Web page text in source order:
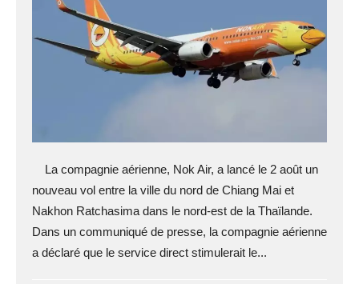
La compagnie aérienne, Nok Air, a lancé le 2 août un
nouveau vol entre la ville du nord de Chiang Mai et
Nakhon Ratchasima dans le nord-est de la Thaïlande.
Dans un communiqué de presse, la compagnie aérienne
a déclaré que le service direct stimulerait le...